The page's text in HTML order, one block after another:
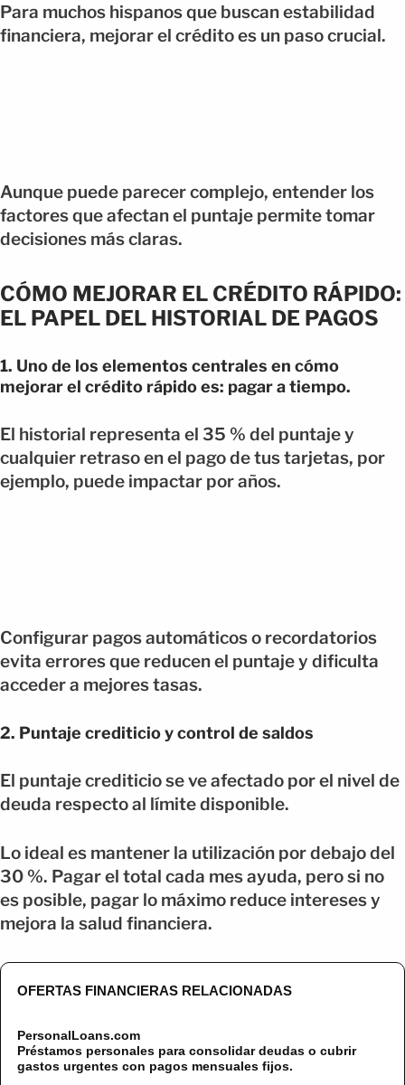
Para muchos hispanos que buscan estabilidad
financiera, mejorar el crédito es un paso crucial.
Aunque puede parecer complejo, entender los
factores que afectan el puntaje permite tomar
decisiones más claras.
CÓMO MEJORAR EL CRÉDITO RÁPIDO:
EL PAPEL DEL HISTORIAL DE PAGOS
1. Uno de los elementos centrales en cómo
mejorar el crédito rápido es: pagar a tiempo.
El historial representa el 35 % del puntaje y
cualquier retraso en el pago de tus tarjetas, por
ejemplo, puede impactar por años.
Configurar pagos automáticos o recordatorios
evita errores que reducen el puntaje y dificulta
acceder a mejores tasas.
2. Puntaje crediticio y control de saldos
El puntaje crediticio se ve afectado por el nivel de
deuda respecto al límite disponible.
Lo ideal es mantener la utilización por debajo del
30 %. Pagar el total cada mes ayuda, pero si no
es posible, pagar lo máximo reduce intereses y
mejora la salud financiera.
OFERTAS FINANCIERAS RELACIONADAS
PersonalLoans.com
Préstamos personales para consolidar deudas o cubrir
gastos urgentes con pagos mensuales fijos.